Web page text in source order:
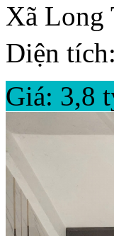
Xã Long
Diện
Giá: 3,8